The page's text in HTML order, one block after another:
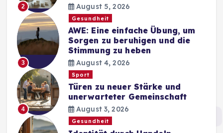
2 August 5, 2026
3
Gesundheit
AWE: Eine einfache Übung, um
Sorgen zu beruhigen und die
Stimmung zu heben
August 4, 2026
4
Sport
Türen zu neuer Stärke und
unerwarteter Gemeinschaft
August 3, 2026
Gesundheit